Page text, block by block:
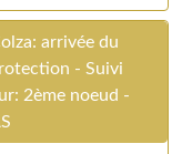
arrivée du
- Suivi
2ème noeud -